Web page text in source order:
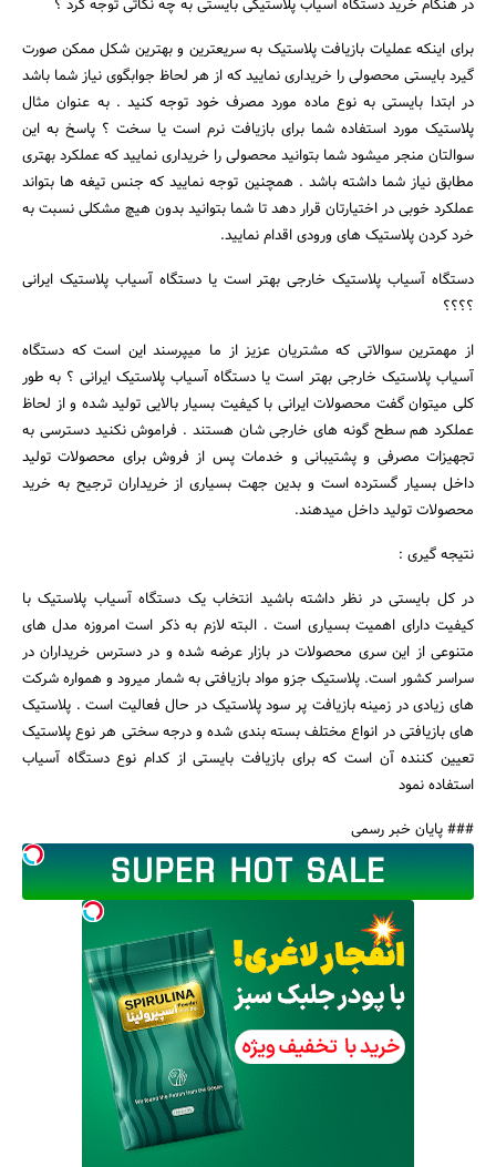
در هنگام خرید دستگاه آسیاب پلاستیکی بایستی به چه نکاتی توجه کرد ؟
برای اینکه عملیات بازیافت پلاستیک به سریعترین و بهترین شکل ممکن صورت
گیرد بایستی محصولی را خریداری نمایید که از هر لحاظ جوابگوی نیاز شما باشد
در ابتدا بایستی به نوع ماده مورد مصرف خود توجه کنید . به عنوان مثال
پلاستیک مورد استفاده شما برای بازیافت نرم است یا سخت ؟ پاسخ به این
سوالتان منجر میشود شما بتوانید محصولی را خریداری نمایید که عملکرد بهتری
مطابق نیاز شما داشته باشد . همچنین توجه نمایید که جنس تیغه ها بتواند
عملکرد خوبی در اختیارتان قرار دهد تا شما بتوانید بدون هیچ مشکلی نسبت به
خرد کردن پلاستیک های ورودی اقدام نمایید.
دستگاه آسیاب پلاستیک خارجی بهتر است یا دستگاه آسیاب پلاستیک ایرانی
؟؟؟؟
از مهمترین سوالاتی که مشتریان عزیز از ما میپرسند این است که دستگاه
آسیاب پلاستیک خارجی بهتر است یا دستگاه آسیاب پلاستیک ایرانی ؟ به طور
کلی میتوان گفت محصولات ایرانی با کیفیت بسیار بالایی تولید شده و از لحاظ
عملکرد هم سطح گونه های خارجی شان هستند . فراموش نکنید دسترسی به
تجهیزات مصرفی و پشتیبانی و خدمات پس از فروش برای محصولات تولید
داخل بسیار گسترده است و بدین جهت بسیاری از خریداران ترجیح به خرید
محصولات تولید داخل میدهند.
نتیجه گیری :
در کل بایستی در نظر داشته باشید انتخاب یک دستگاه آسیاب پلاستیک با
کیفیت دارای اهمیت بسیاری است . البته لازم به ذکر است امروزه مدل های
متنوعی از این سری محصولات در بازار عرضه شده و در دسترس خریداران در
سراسر کشور است. پلاستیک جزو مواد بازیافتی به شمار میرود و همواره شرکت
های زیادی در زمینه بازیافت پر سود پلاستیک در حال فعالیت است . پلاستیک
های بازیافتی در انواع مختلف بسته بندی شده و درجه سختی هر نوع پلاستیک
تعیین کننده آن است که برای بازیافت بایستی از کدام نوع دستگاه آسیاب
استفاده نمود
### پایان خبر رسمی